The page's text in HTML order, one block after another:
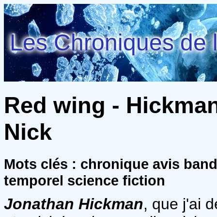
Les Chroniques de
Red wing -
Nick
Mots clés : chronique avis
temporel science fiction
Jonathan Hickman, que j'ai